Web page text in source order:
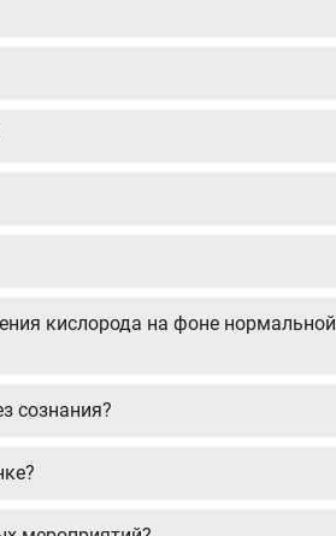
кислорода на фоне нормальной
сознания?